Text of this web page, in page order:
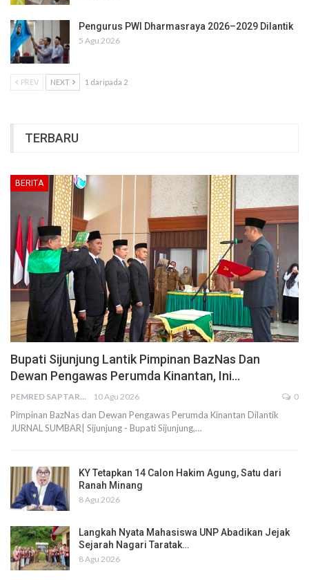
Pengurus PWI Dharmasraya 2026–2029 Dilantik
5 Agu 2026
PREV NEXT 1 daripada 2
TERBARU
BERITA
Bupati Sijunjung Lantik Pimpinan BazNas Dan
Dewan Pengawas Perumda Kinantan, Ini…
PEMRED SAPTARIUS 10 Agu 2026 0
Pimpinan BazNas dan Dewan Pengawas Perumda Kinantan Dilantik
JURNAL SUMBAR| Sijunjung - Bupati Sijunjung,…
KY Tetapkan 14 Calon Hakim Agung, Satu dari
Ranah Minang
8 Agu 2026
Langkah Nyata Mahasiswa UNP Abadikan Jejak
Sejarah Nagari Taratak…
8 Agu 2026